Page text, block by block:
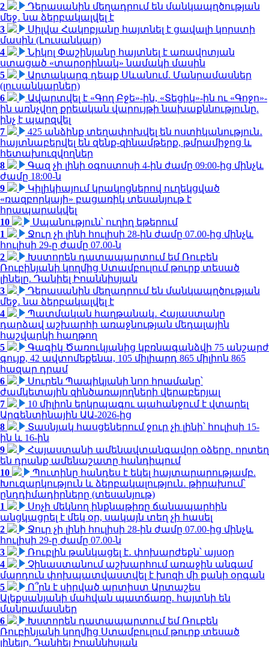
2
Դերասանին մեղադրում են մանկապղծության
մեջ․ նա ձերբակալվել է
3
Սիլվա Հակոբյանը հայտնել է ցավալի կորստի
մասին (Լուսանկար)
4
Նիկոլ Փաշինյանը հայտնել է առավոտյան
ստացած «տարօրինակ» նամակի մասին
5
Արտակարգ դեպք Սևանում. Մանրամասներ
(լուսանկարներ)
6
Ավարտվել է «Գող Բջե»-ին, «Տեցիկ»-ին ու «Գոջո»-
ին առնչվող քրեական վարույթի նախաքննությունը.
ինչ է պարզվել
7
425 անձինք տեղափոխվել են ոստիկանություն․
հայտնաբերվել են զենք-զինամթերք, թմրամիջոց և
հետախուզվողներ
8
Գազ չի լինի օգոստոսի 4-ին ժամը 09:00-ից մինչև
ժամը 18:00-ն
9
Կիլիկիայում կրակոցներով ուղեկցված
«ռազբորկայի» բացառիկ տեսանյութ է
հրապարակվել
10
Սպանություն՝ ուղիղ եթերում
1
Ջուր չի լինի հուլիսի 28-ին ժամը 07.00-ից մինչև
հուլիսի 29-ը ժամը 07.00-ն
2
Խստորեն դատապարտում եմ Ռուբեն
Ռուբինյանի կողմից Ստամբուլում թուրք տեսած
լինելը. Դանիել Իոաննիսյան
3
Դերասանին մեղադրում են մանկապղծության
մեջ․ նա ձերբակալվել է
4
Պատմական հաղթանակ․ Հայաստանը
դարձավ աշխարհի առաջնության մեդալային
հաշվարկի հաղթող
5
Գագիկ Ծառուկյանից կբռնագանձվի 75 անշարժ
գույք, 42 ավտոմեքենա, 105 միլիարդ 865 միլիոն 865
հազար դրամ
6
Սուրեն Պապիկյանի նոր հրամանը՝
ժամկետային զինծառայողների վերաբերյալ
7
10 միլիոն երկրպագու պահանջում է վտարել
Արգենտինային ԱԱ-2026-ից
8
Տասնյակ հասցեներում ջուր չի լինի՝ հուլիսի 15-
ին և 16-ին
9
Հայաստանի ամենավտանգավոր օձերը. որտեղ
են դրանք ամենաշատը հանդիպում
10
Պուտինը հանդես է եկել հայտարարությամբ.
Խուզարկություն և ձերբակալություն․ թիրախում՝
ընդդիմադիրները (տեսանյութ)
1
Սոչի մեկնող ինքնաթիռը ճանապարհին
անցկացրել է մեկ օր, սակայն տեղ չի հասել
2
Ջուր չի լինի հուլիսի 28-ին ժամը 07.00-ից մինչև
հուլիսի 29-ը ժամը 07.00-ն
3
Ռուբլին թանկացել է․ փոխարժեքն՝ այսօր
4
Չինաստանում աշխարհում առաջին անգամ
մարդուն փոխպատվաստվել է խոզի մի քանի օրգան
5
Ո՞րն է սիրված արտիստ Արտաշես
Ալեքսանյանի մահվան պատճառը. հայտնի են
մանրամասներ
6
Խստորեն դատապարտում եմ Ռուբեն
Ռուբինյանի կողմից Ստամբուլում թուրք տեսած
լինելը. Դանիել Իոաննիսյան